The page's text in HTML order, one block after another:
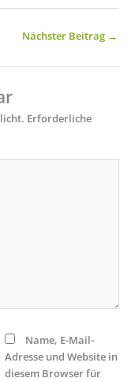
Nächster Beitrag →
Erforderliche
Name, E-Mail-
Adresse und Website in
diesem Browser für